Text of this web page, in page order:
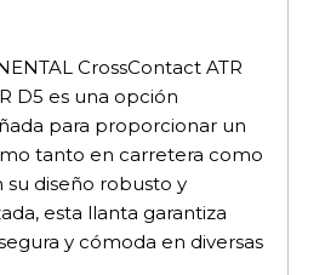
CrossContact ATR
D5 es una opción
para proporcionar un
tanto en carretera como
su diseño robusto y
esta llanta garantiza
y cómoda en diversas